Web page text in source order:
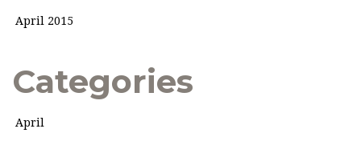
April 2015
Categories
April